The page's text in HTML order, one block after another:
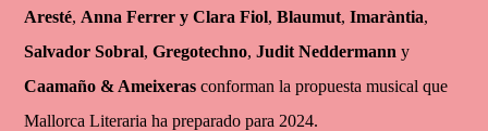
Aresté, Anna Ferrer y Clara Fiol,Blaumut,Imaràntia,
Salvador Sobral,Gregotechno,Judit Neddermann y
Caamaño & Ameixeras conforman la propuesta musical que
Mallorca Literaria ha preparado para 2024.